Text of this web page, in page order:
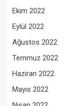
Ekim 2022
Eylül 2022
Ağustos 2022
Temmuz 2022
Haziran 2022
Mayıs 2022